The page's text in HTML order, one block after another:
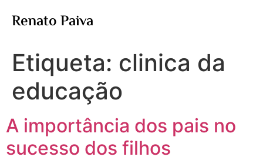
Renato Paiva
Etiqueta: clinica da
educação
A importância dos pais no
sucesso dos filhos